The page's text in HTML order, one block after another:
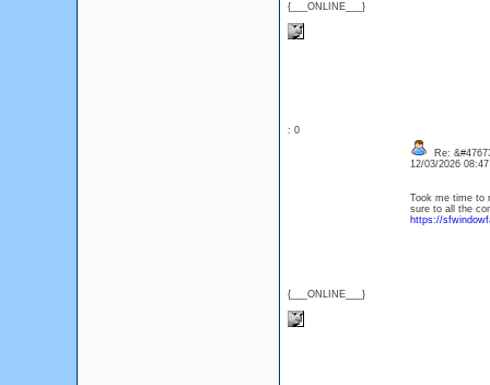
{___ONLINE___}
: 0
{___ONLINE___}
Re:
12/03/2026
Took me time to
sure to all the
https://